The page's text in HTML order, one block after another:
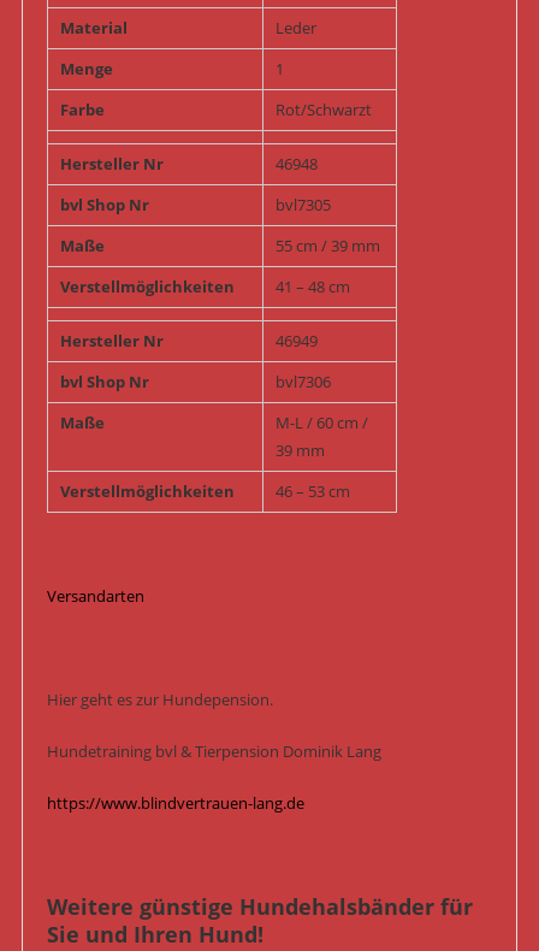
Material
Leder
Menge
1
Farbe
Rot/Schwarzt
Hersteller Nr
46948
bvl Shop Nr
bvl7305
Maße
55 cm / 39 mm
Verstellmöglichkeiten
41 – 48 cm
Hersteller Nr
46949
bvl Shop Nr
bvl7306
Maße
M-L / 60 cm /
39 mm
Verstellmöglichkeiten
46 – 53 cm
Versandarten
Hier geht es zur Hundepension.
Hundetraining bvl & Tierpension Dominik Lang
https://www.blindvertrauen-lang.de
Weitere günstige Hundehalsbänder für
Sie und Ihren Hund!